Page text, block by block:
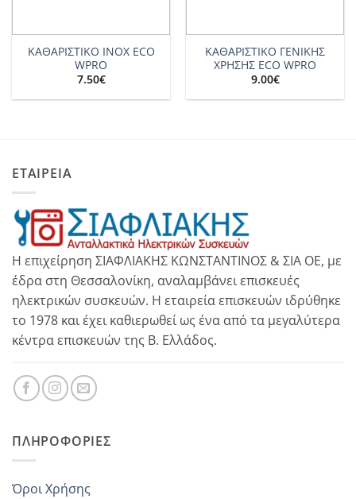
ΚΑΘΑΡΙΣΤΙΚΟ INOX ECO
WPRO
7.50€
ΚΑΘΑΡΙΣΤΙΚΟ ΓΕΝΙΚΗΣ
ΧΡΗΣΗΣ ECO WPRO
9.00€
ΕΤΑΙΡΕΙΑ
Η επιχείρηση ΣΙΑΦΛΙΑΚΗΣ ΚΩΝΣΤΑΝΤΙΝΟΣ & ΣΙΑ ΟΕ, με
έδρα στη Θεσσαλονίκη, αναλαμβάνει επισκευές
ηλεκτρικών συσκευών. Η εταιρεία επισκευών ιδρύθηκε
το 1978 και έχει καθιερωθεί ως ένα από τα μεγαλύτερα
κέντρα επισκευών της Β. Ελλάδος.
ΠΛΗΡΟΦΟΡΊΕΣ
Όροι Χρήσης